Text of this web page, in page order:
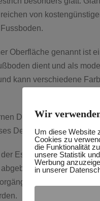
von
Oberfläche genannt ist
dient und als
kann verschiedene
Design oder bei
Design des Bodens
Estrich eingefärbt und
Estrich wird
Glanz Hochglanz
Wir
Um diese Website
Cookies zu
die Funktionalität
unsere Statistik
Werbung
in unserer